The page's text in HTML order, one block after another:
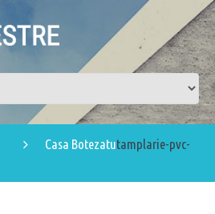
Casa Botezatutamplarie-pvc-